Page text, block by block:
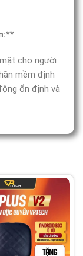
cho người
mềm định
ổn định và